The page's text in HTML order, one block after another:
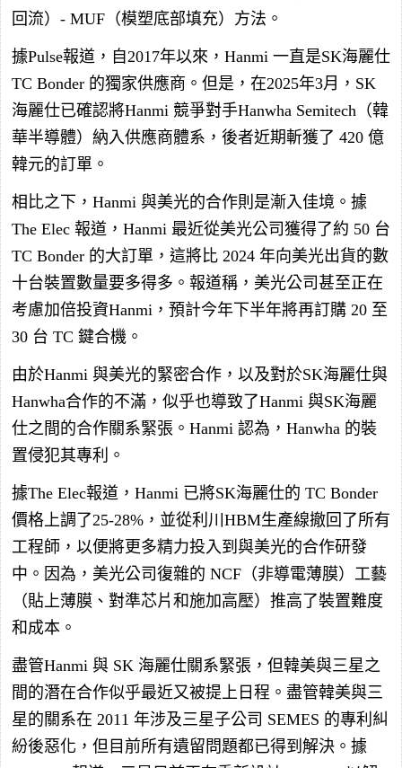
回流）- MUF（模塑底部填充）方法。
據Pulse報道，自2017年以來，Hanmi 一直是SK海麗仕
TC Bonder 的獨家供應商。但是，在2025年3月，SK
海麗仕已確認將Hanmi 競爭對手Hanwha Semitech（韓
華半導體）納入供應商體系，後者近期斬獲了 420 億
韓元的訂單。
相比之下，Hanmi 與美光的合作則是漸入佳境。據
The Elec 報道，Hanmi 最近從美光公司獲得了約 50 台
TC Bonder 的大訂單，這將比 2024 年向美光出貨的數
十台裝置數量要多得多。報道稱，美光公司甚至正在
考慮加倍投資Hanmi，預計今年下半年將再訂購 20 至
30 台 TC 鍵合機。
由於Hanmi 與美光的緊密合作，以及對於SK海麗仕與
Hanwha合作的不滿，似乎也導致了Hanmi 與SK海麗
仕之間的合作關系緊張。Hanmi 認為，Hanwha 的裝
置侵犯其專利。
據The Elec報道，Hanmi 已將SK海麗仕的 TC Bonder
價格上調了25-28%，並從利川HBM生產線撤回了所有
工程師，以便將更多精力投入到與美光的合作研發
中。因為，美光公司復雜的 NCF（非導電薄膜）工藝
（貼上薄膜、對準芯片和施加高壓）推高了裝置難度
和成本。
盡管Hanmi 與 SK 海麗仕關系緊張，但韓美與三星之
間的潛在合作似乎最近又被提上日程。盡管韓美與三
星的關系在 2011 年涉及三星子公司 SEMES 的專利糾
紛後惡化，但目前所有遺留問題都已得到解決。據